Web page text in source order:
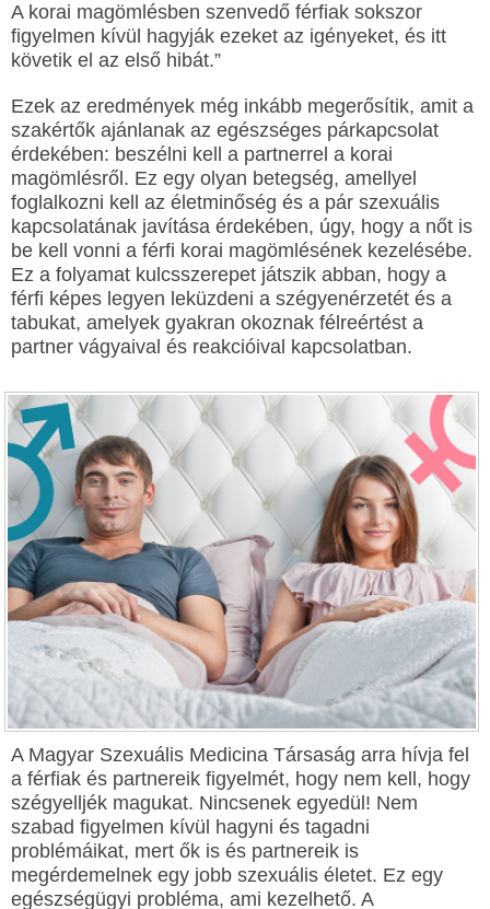
A korai magömlésben szenvedő férfiak sokszor
figyelmen kívül hagyják ezeket az igényeket, és itt
követik el az első hibát.”
Ezek az eredmények még inkább megerősítik, amit a
szakértők ajánlanak az egészséges párkapcsolat
érdekében: beszélni kell a partnerrel a korai
magömlésről. Ez egy olyan betegség, amellyel
foglalkozni kell az életminőség és a pár szexuális
kapcsolatának javítása érdekében, úgy, hogy a nőt is
be kell vonni a férfi korai magömlésének kezelésébe.
Ez a folyamat kulcsszerepet játszik abban, hogy a
férfi képes legyen leküzdeni a szégyenérzetét és a
tabukat, amelyek gyakran okoznak félreértést a
partner vágyaival és reakcióival kapcsolatban.
A Magyar Szexuális Medicina Társaság arra hívja fel
a férfiak és partnereik figyelmét, hogy nem kell, hogy
szégyelljék magukat. Nincsenek egyedül! Nem
szabad figyelmen kívül hagyni és tagadni
problémáikat, mert ők is és partnereik is
megérdemelnek egy jobb szexuális életet. Ez egy
egészségügyi probléma, ami kezelhető. A